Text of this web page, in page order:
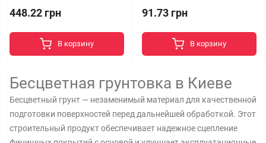
448.22 грн
В корзину
91.73 грн
В корзину
Бесцветная грунтовка в Киеве
Бесцветный грунт — незаменимый материал для качественной
подготовки поверхностей перед дальнейшей обработкой. Этот
строительный продукт обеспечивает надежное сцепление